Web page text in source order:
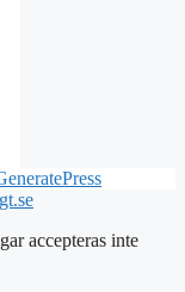
accepteras inte